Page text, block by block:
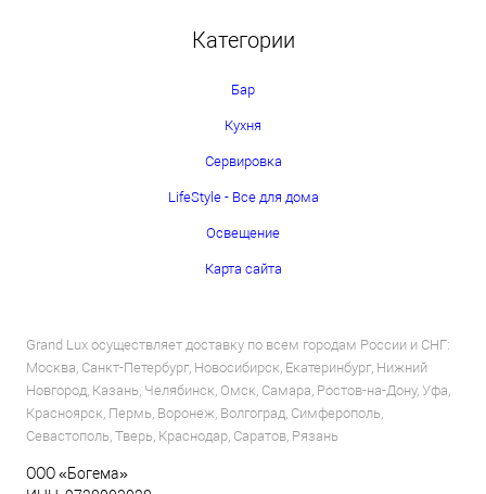
Категории
Бар
Кухня
Сервировка
LifeStyle - Все для дома
Освещение
Карта сайта
Grand Lux осуществляет доставку по всем городам России и СНГ:
Москва, Санкт-Петербург, Новосибирск, Екатеринбург, Нижний
Новгород, Казань, Челябинск, Омск, Самара, Ростов-на-Дону, Уфа,
Красноярск, Пермь, Воронеж, Волгоград, Симферополь,
Севастополь, Тверь, Краснодар, Саратов, Рязань
ООО «Богема»